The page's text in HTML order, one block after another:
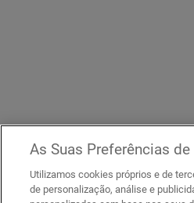
As Suas Preferências
Utilizamos cookies próprios e de
de personalização, análise e